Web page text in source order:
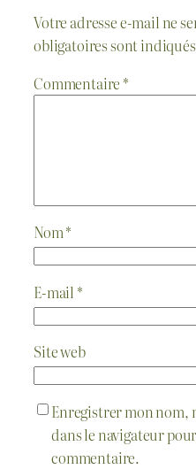
Votre adresse e-mail ne
obligatoires sont indiqués
Commentaire *
Nom*
E-mail *
Site web
Enregistrer mon nom,
dans le navigateur
commentaire.